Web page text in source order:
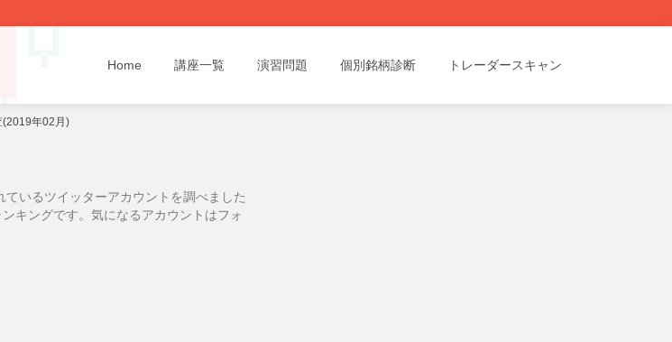
Home 講座一覧 演習問題 個別銘柄診断 トレーダースキャン
(2019年02月)
いるツイッターアカウントを調べました
キングです。気になるアカウントはフォ